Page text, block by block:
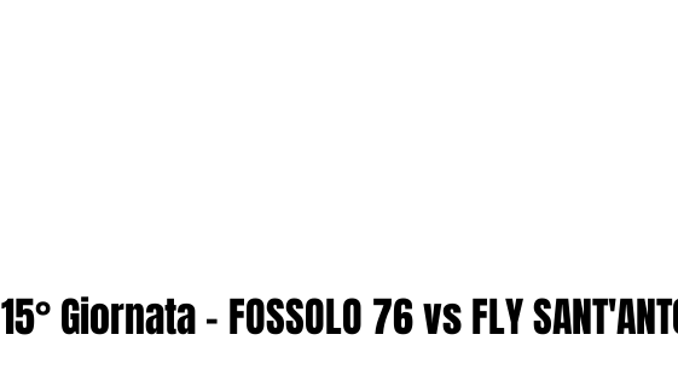
15° Giornata - FOSSOLO 76 vs FLY